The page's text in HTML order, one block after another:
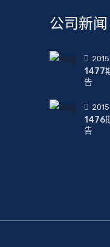
公司新闻
1477
告
1476
告